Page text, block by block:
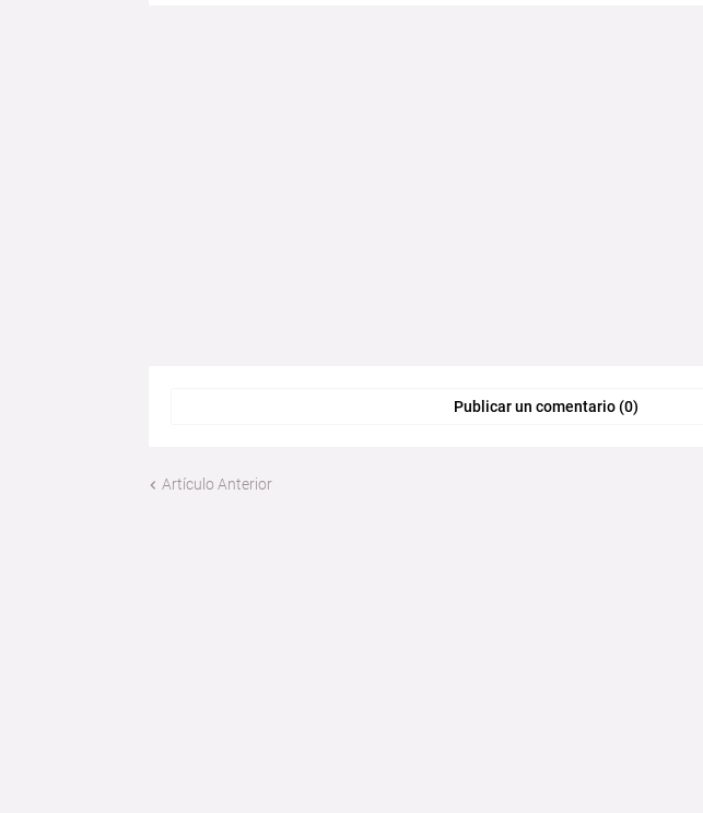
Publicar un comentario (0)
Artículo Anterior